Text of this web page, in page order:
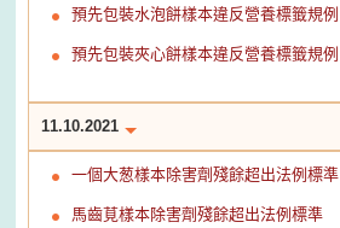
預先包裝水泡餅樣本違反營養標籤規例
預先包裝夾心餅樣本違反營養標籤規例
11.10.2021
一個大葱樣本除害劑殘餘超出法例標準
馬齒莧樣本除害劑殘餘超出法例標準